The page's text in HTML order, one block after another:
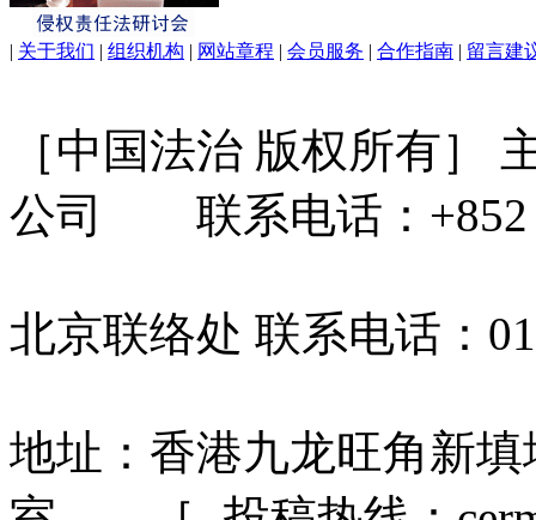
| 关于我们 | 组织机构 | 网站章程 | 会员服务 | 合作指南 | 留言建
［中国法治 版权所有］
公司 联系电话：+852
北京联络处 联系电话：
地址：香港九龙旺角新